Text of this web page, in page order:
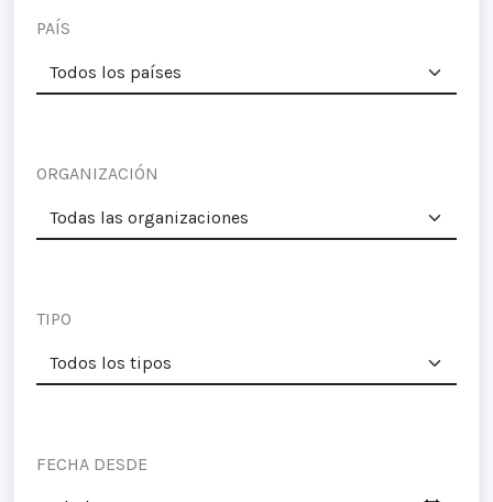
PAÍS
ORGANIZACIÓN
TIPO
FECHA DESDE